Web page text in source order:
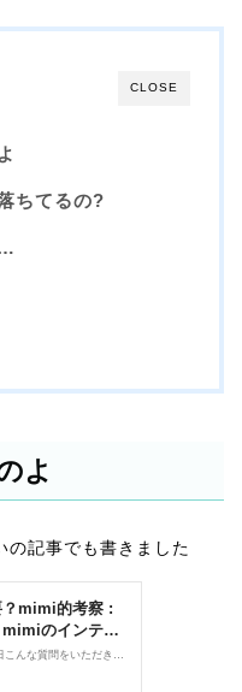
CLOSE
ちてるの?
よ
の記事でも書きました